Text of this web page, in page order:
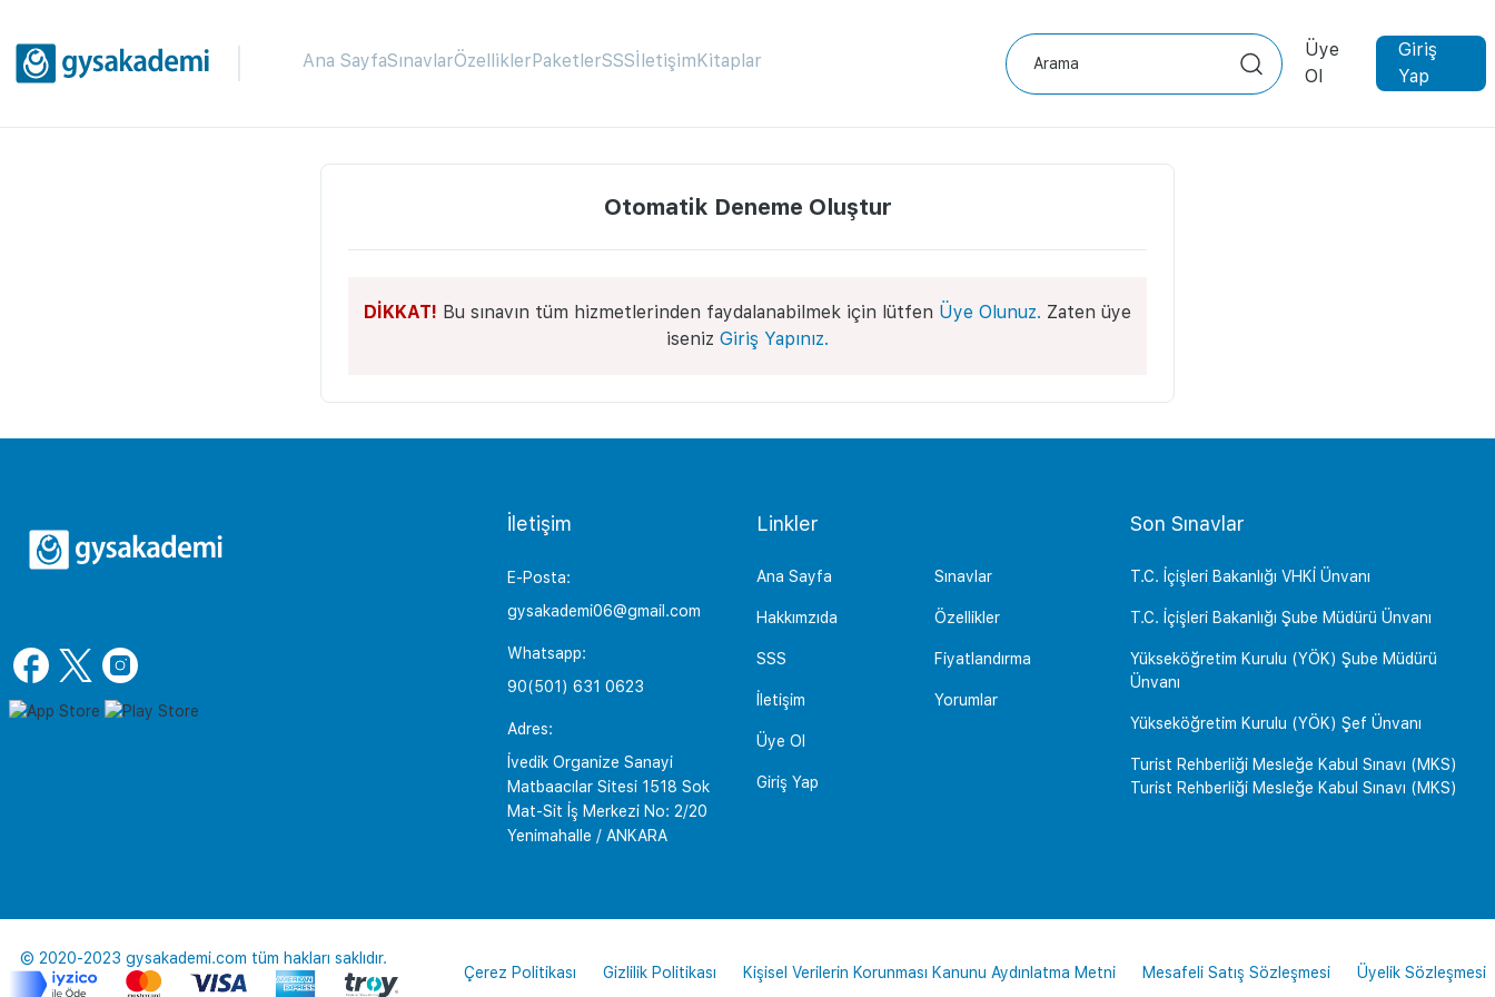
Ana SayfaSınavlarÖzelliklerPaketlerSSSİletişimKitaplar
Üye
Ol
Giriş
Yap
Otomatik Deneme Oluştur
DİKKAT! Bu sınavın tüm hizmetlerinden faydalanabilmek için lütfen Üye Olunuz. Zaten üye
iseniz Giriş Yapınız.
İletişim
E-Posta:
gysakademi06@gmail.com
Whatsapp:
90(501) 631 0623
Adres:
İvedik Organize Sanayi
Matbaacılar Sitesi 1518 Sok
Mat-Sit İş Merkezi No: 2/20
Yenimahalle / ANKARA
Linkler
Ana Sayfa
Hakkımzıda
SSS
İletişim
Üye Ol
Giriş Yap
Sınavlar
Özellikler
Fiyatlandırma
Yorumlar
Son Sınavlar
T.C. İçişleri Bakanlığı VHKİ Ünvanı
T.C. İçişleri Bakanlığı Şube Müdürü Ünvanı
Yükseköğretim Kurulu (YÖK) Şube Müdürü
Ünvanı
Yükseköğretim Kurulu (YÖK) Şef Ünvanı
Turist Rehberliği Mesleğe Kabul Sınavı (MKS)
Turist Rehberliği Mesleğe Kabul Sınavı (MKS)
© 2020-2023 gysakademi.com tüm hakları saklıdır.
Çerez Politikası
Gizlilik Politikası Kişisel Verilerin Korunması Kanunu Aydınlatma Metni Mesafeli Satış Sözleşmesi Üyelik Sözleşmesi